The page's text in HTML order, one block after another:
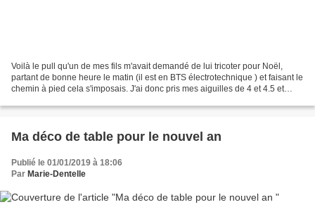
Voilà le pull qu'un de mes fils m'avait demandé de lui tricoter pour Noël,
partant de bonne heure le matin (il est en BTS électrotechnique ) et faisant le
chemin à pied cela s'imposais. J'ai donc pris mes aiguilles de 4 et 4.5 et
Ma déco de table pour le nouvel an
Publié le 01/01/2019 à 18:06
Par Marie-Dentelle